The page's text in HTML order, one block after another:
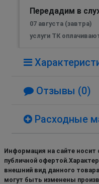
Передадим в
07 августа (завтра)
услуги ТК
Отзывы (0)
Расходные
Информация на сайте носит
публичной
внешний вид данного
могут быть изменены